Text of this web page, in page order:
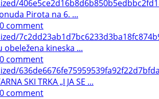
Pirota na 6. ...
0 comment
obeležena kineska ...
0 comment
SKI TRKA „I JA SE ...
0 comment